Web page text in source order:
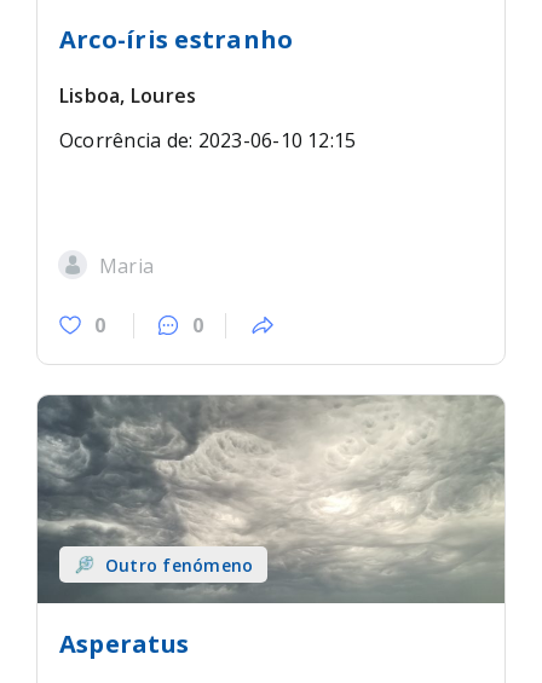
Arco-íris estranho
Lisboa, Loures
Ocorrência de: 2023-06-10 12:15
Maria
0 0
Outro fenómeno
Asperatus